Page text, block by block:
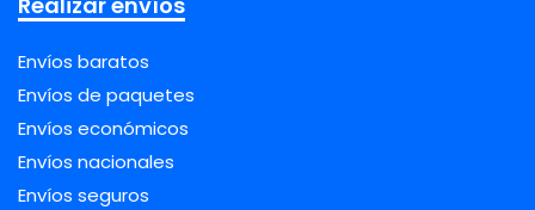
Envíos baratos
Envíos de paquetes
Envíos económicos
Envíos nacionales
Envíos seguros